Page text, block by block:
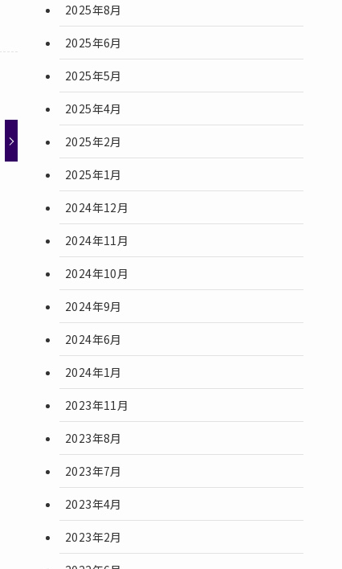
2025年8月
2025年6月
2025年5月
2025年4月
2025年2月
2025年1月
2024年12月
2024年11月
2024年10月
2024年9月
2024年6月
2024年1月
2023年11月
2023年8月
2023年7月
2023年4月
2023年2月